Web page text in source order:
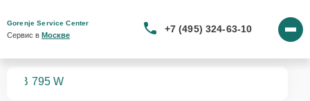
Gorenje Service Center
Сервис в Москве
+7 (495) 324-63-10
B 795 W